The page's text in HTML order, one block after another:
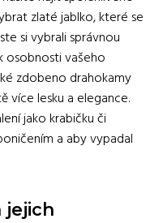
zlaté jablko, které se
si vybrali správnou
osobnosti vašeho
zdobeno drahokamy
více lesku a elegance.
jako krabičku či
a aby vypadal
jejich